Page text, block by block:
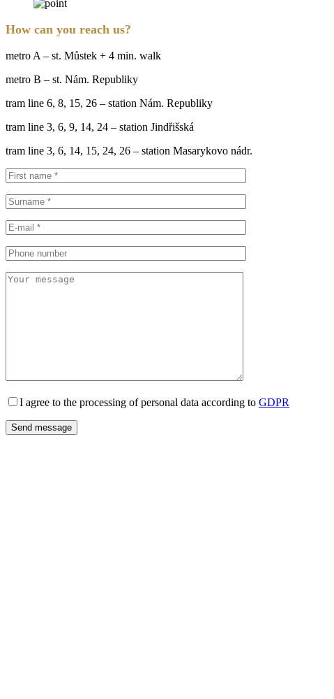
How can you reach us?
metro A – st. Můstek + 4 min. walk
metro B – st. Nám. Republiky
tram line 6, 8, 15, 26 – station Nám. Republiky
tram line 3, 6, 9, 14, 24 – station Jindřišská
tram line 3, 6, 14, 15, 24, 26 – station Masarykovo nádr.
I agree to the processing of personal data according to GDPR